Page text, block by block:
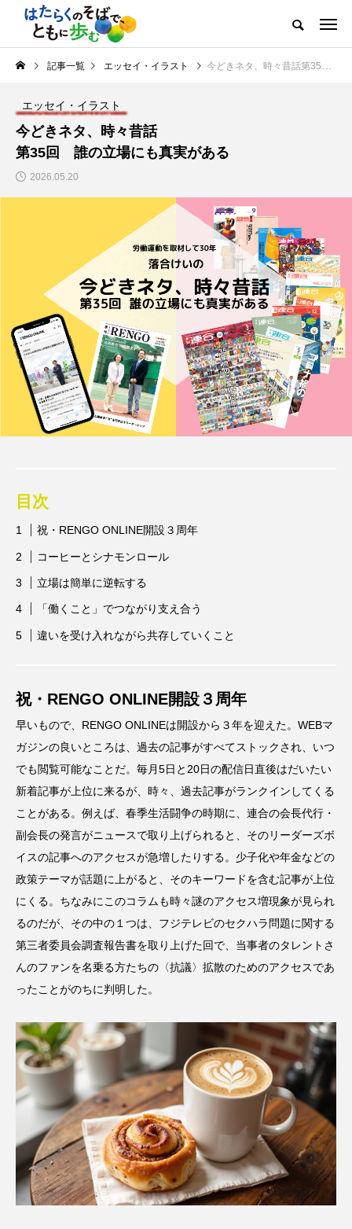
記事一覧 エッセイ・イラスト 今どきネタ、時々昔話第35回 誰の立場にも真実がある
エッセイ・イラスト
今どきネタ、時々昔話
第35回 誰の立場にも真実がある
2026.05.20
目次
祝・RENGO ONLINE開設３周年
コーヒーとシナモンロール
立場は簡単に逆転する
「働くこと」でつながり支え合う
違いを受け入れながら共存していくこと
祝・RENGO ONLINE開設３周年
早いもので、RENGO ONLINEは開設から３年を迎えた。WEBマ
ガジンの良いところは、過去の記事がすべてストックされ、いつ
でも閲覧可能なことだ。毎月5日と20日の配信日直後はだいたい
新着記事が上位に来るが、時々、過去記事がランクインしてくる
ことがある。例えば、春季生活闘争の時期に、連合の会長代行・
副会長の発言がニュースで取り上げられると、そのリーダーズボ
イスの記事へのアクセスが急増したりする。少子化や年金などの
政策テーマが話題に上がると、そのキーワードを含む記事が上位
にくる。ちなみにこのコラムも時々謎のアクセス増現象が見られ
るのだが、その中の１つは、フジテレビのセクハラ問題に関する
第三者委員会調査報告書を取り上げた回で、当事者のタレントさ
んのファンを名乗る方たちの〈抗議〉拡散のためのアクセスであ
ったことがのちに判明した。